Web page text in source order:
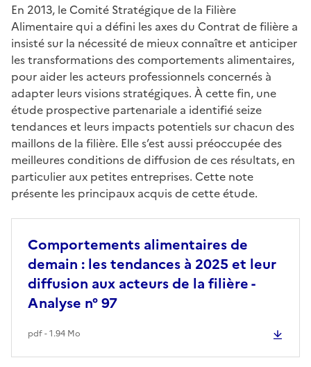
En 2013, le Comité Stratégique de la Filière
Alimentaire qui a défini les axes du Contrat de filière a
insisté sur la nécessité de mieux connaître et anticiper
les transformations des comportements alimentaires,
pour aider les acteurs professionnels concernés à
adapter leurs visions stratégiques. À cette fin, une
étude prospective partenariale a identifié seize
tendances et leurs impacts potentiels sur chacun des
maillons de la filière. Elle s’est aussi préoccupée des
meilleures conditions de diffusion de ces résultats, en
particulier aux petites entreprises. Cette note
présente les principaux acquis de cette étude.
Comportements alimentaires de
demain : les tendances à 2025 et leur
diffusion aux acteurs de la filière -
Analyse n° 97
pdf - 1.94 Mo